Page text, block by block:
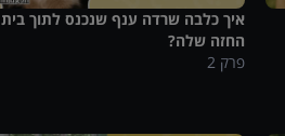
איך כלבה שרדה ענף שנכנס לתוך בית
החזה שלה?
פרק 2